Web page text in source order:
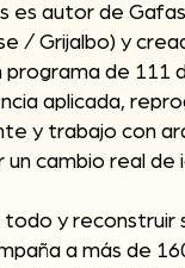
es autor de
/ Grijalbo) y
programa de 111
aplicada,
y trabajo con
un cambio real de
y reconstruir
a más de